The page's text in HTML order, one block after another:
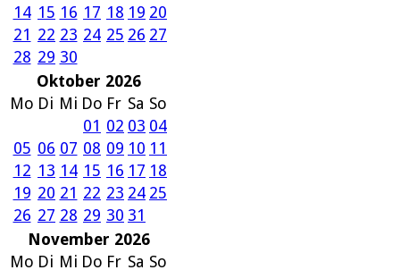
14 15 16 17 18 19 20
21 22 23 24 25 26 27
28 29 30
Oktober 2026
Mo Di Mi Do Fr Sa So
01 02 03 04
05 06 07 08 09 10 11
12 13 14 15 16 17 18
19 20 21 22 23 24 25
26 27 28 29 30 31
November 2026
Mo Di Mi Do Fr Sa So